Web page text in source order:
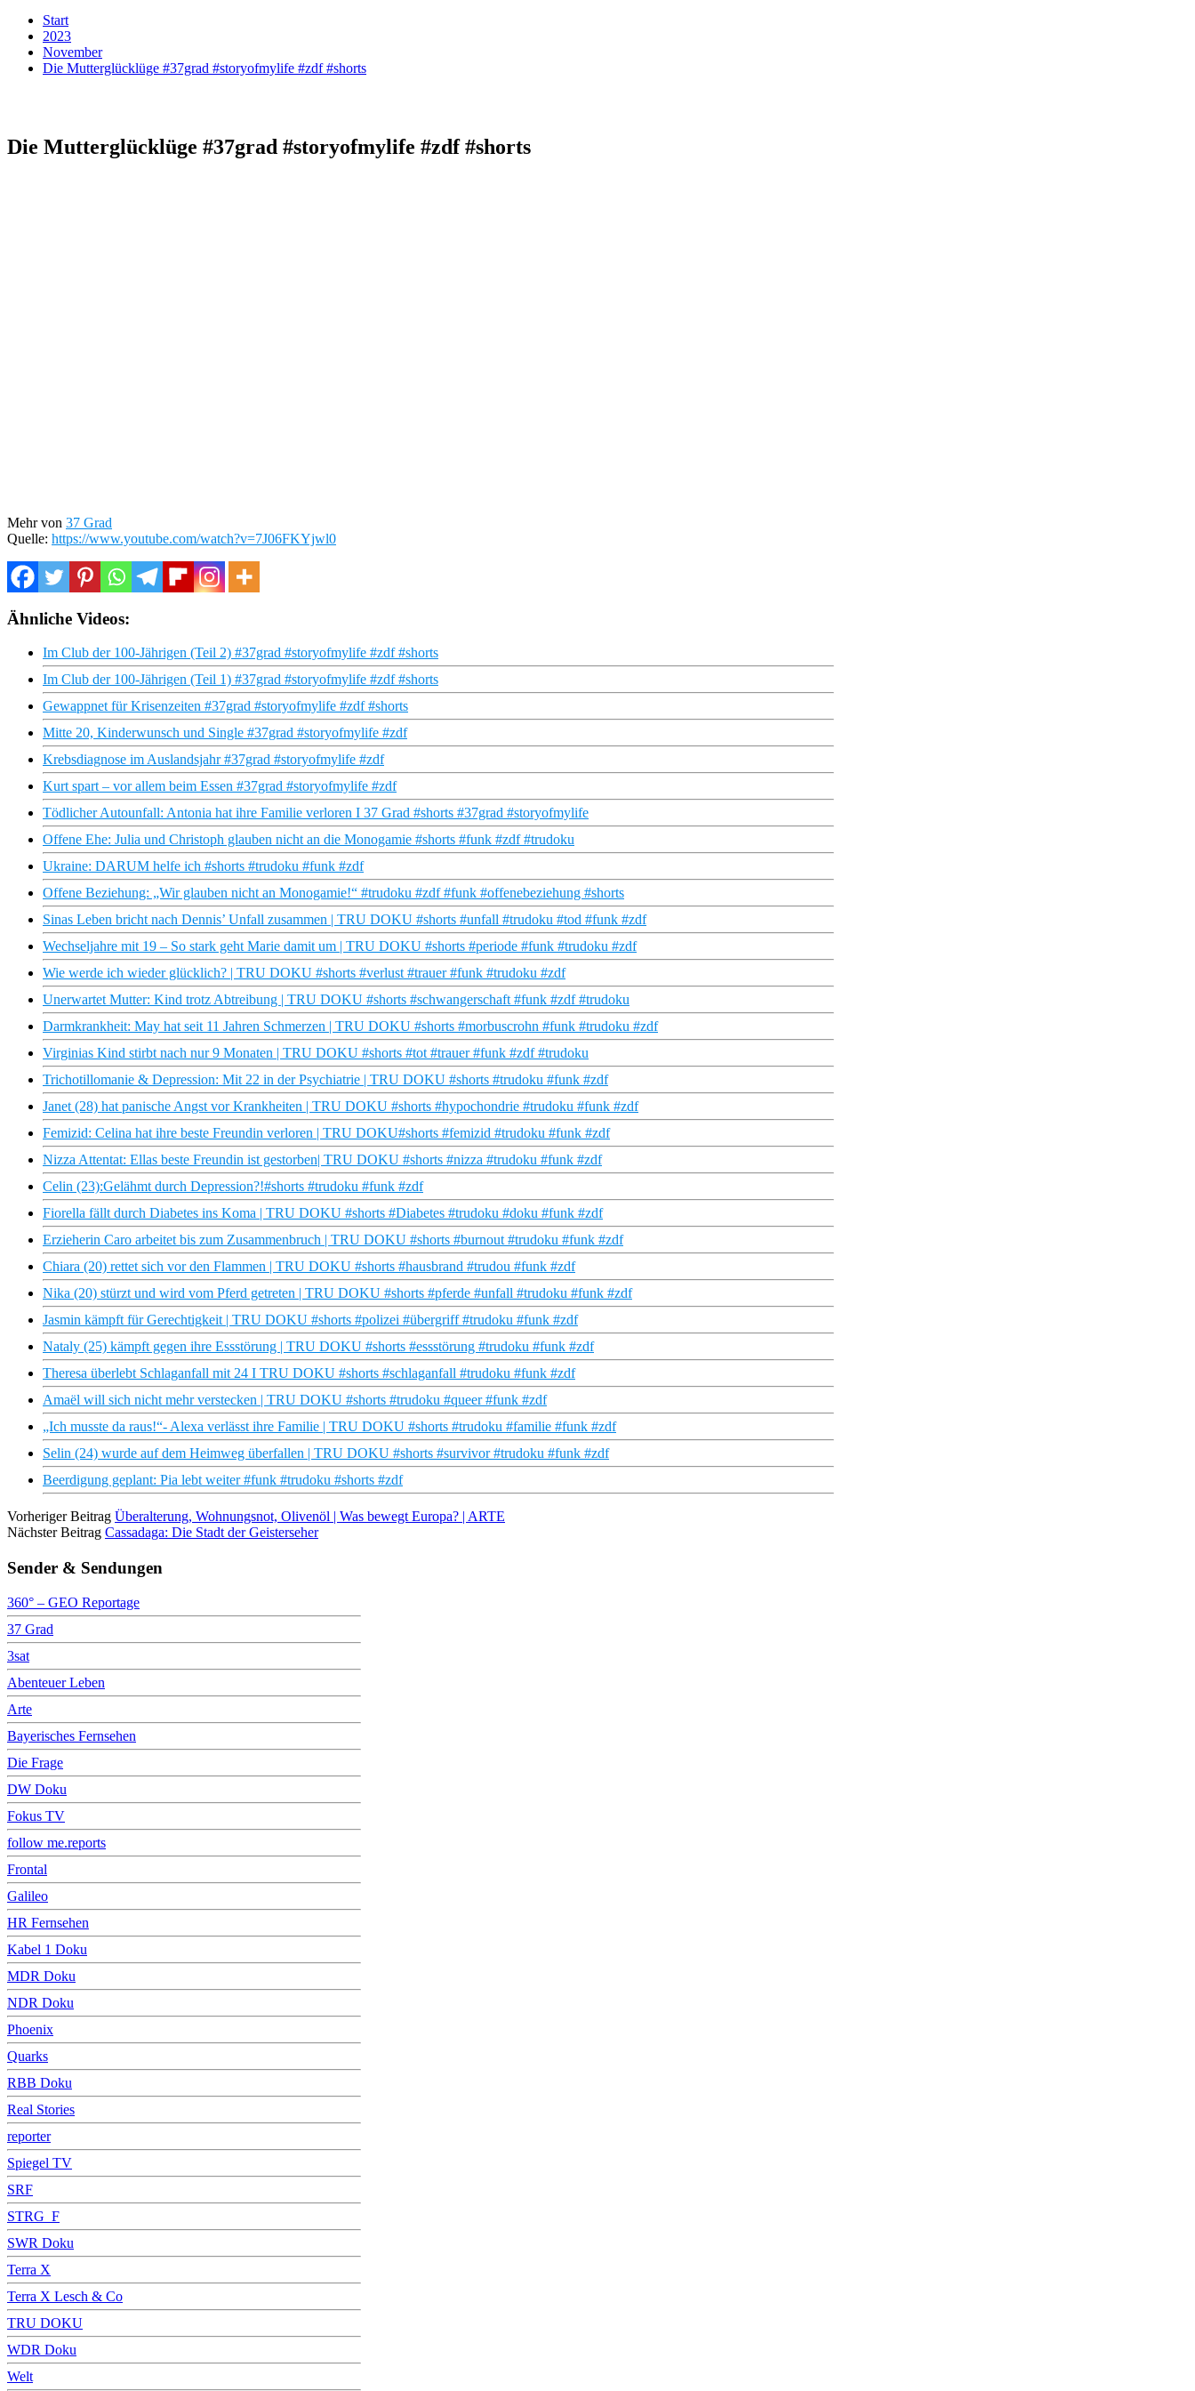
Start
2023
November
Die Mutterglücklüge #37grad #storyofmylife #zdf #shorts
Die Mutterglücklüge #37grad #storyofmylife #zdf #shorts
Mehr von 37 Grad
Quelle: https://www.youtube.com/watch?v=7J06FKYjwl0
Ähnliche Videos:
Im Club der 100-Jährigen (Teil 2) #37grad #storyofmylife #zdf #shorts
Im Club der 100-Jährigen (Teil 1) #37grad #storyofmylife #zdf #shorts
Gewappnet für Krisenzeiten #37grad #storyofmylife #zdf #shorts
Mitte 20, Kinderwunsch und Single #37grad #storyofmylife #zdf
Krebsdiagnose im Auslandsjahr #37grad #storyofmylife #zdf
Kurt spart – vor allem beim Essen #37grad #storyofmylife #zdf
Tödlicher Autounfall: Antonia hat ihre Familie verloren I 37 Grad #shorts #37grad #storyofmylife
Offene Ehe: Julia und Christoph glauben nicht an die Monogamie #shorts #funk #zdf #trudoku
Ukraine: DARUM helfe ich #shorts #trudoku #funk #zdf
Offene Beziehung: „Wir glauben nicht an Monogamie!“ #trudoku #zdf #funk #offenebeziehung #shorts
Sinas Leben bricht nach Dennis’ Unfall zusammen | TRU DOKU #shorts #unfall #trudoku #tod #funk #zdf
Wechseljahre mit 19 – So stark geht Marie damit um | TRU DOKU #shorts #periode #funk #trudoku #zdf
Wie werde ich wieder glücklich? | TRU DOKU #shorts #verlust #trauer #funk #trudoku #zdf
Unerwartet Mutter: Kind trotz Abtreibung | TRU DOKU #shorts #schwangerschaft #funk #zdf #trudoku
Darmkrankheit: May hat seit 11 Jahren Schmerzen | TRU DOKU #shorts #morbuscrohn #funk #trudoku #zdf
Virginias Kind stirbt nach nur 9 Monaten | TRU DOKU #shorts #tot #trauer #funk #zdf #trudoku
Trichotillomanie & Depression: Mit 22 in der Psychiatrie | TRU DOKU #shorts #trudoku #funk #zdf
Janet (28) hat panische Angst vor Krankheiten | TRU DOKU #shorts #hypochondrie #trudoku #funk #zdf
Femizid: Celina hat ihre beste Freundin verloren | TRU DOKU#shorts #femizid #trudoku #funk #zdf
Nizza Attentat: Ellas beste Freundin ist gestorben| TRU DOKU #shorts #nizza #trudoku #funk #zdf
Celin (23):Gelähmt durch Depression?!#shorts #trudoku #funk #zdf
Fiorella fällt durch Diabetes ins Koma | TRU DOKU #shorts #Diabetes #trudoku #doku #funk #zdf
Erzieherin Caro arbeitet bis zum Zusammenbruch | TRU DOKU #shorts #burnout #trudoku #funk #zdf
Chiara (20) rettet sich vor den Flammen | TRU DOKU #shorts #hausbrand #trudou #funk #zdf
Nika (20) stürzt und wird vom Pferd getreten | TRU DOKU #shorts #pferde #unfall #trudoku #funk #zdf
Jasmin kämpft für Gerechtigkeit | TRU DOKU #shorts #polizei #übergriff #trudoku #funk #zdf
Nataly (25) kämpft gegen ihre Essstörung | TRU DOKU #shorts #essstörung #trudoku #funk #zdf
Theresa überlebt Schlaganfall mit 24 I TRU DOKU #shorts #schlaganfall #trudoku #funk #zdf
Amaël will sich nicht mehr verstecken | TRU DOKU #shorts #trudoku #queer #funk #zdf
„Ich musste da raus!“- Alexa verlässt ihre Familie | TRU DOKU #shorts #trudoku #familie #funk #zdf
Selin (24) wurde auf dem Heimweg überfallen | TRU DOKU #shorts #survivor #trudoku #funk #zdf
Beerdigung geplant: Pia lebt weiter #funk #trudoku #shorts #zdf
Vorheriger Beitrag Überalterung, Wohnungsnot, Olivenöl | Was bewegt Europa? | ARTE
Nächster Beitrag Cassadaga: Die Stadt der Geisterseher
Sender & Sendungen
360° – GEO Reportage
37 Grad
3sat
Abenteuer Leben
Arte
Bayerisches Fernsehen
Die Frage
DW Doku
Fokus TV
follow me.reports
Frontal
Galileo
HR Fernsehen
Kabel 1 Doku
MDR Doku
NDR Doku
Phoenix
Quarks
RBB Doku
Real Stories
reporter
Spiegel TV
SRF
STRG_F
SWR Doku
Terra X
Terra X Lesch & Co
TRU DOKU
WDR Doku
Welt